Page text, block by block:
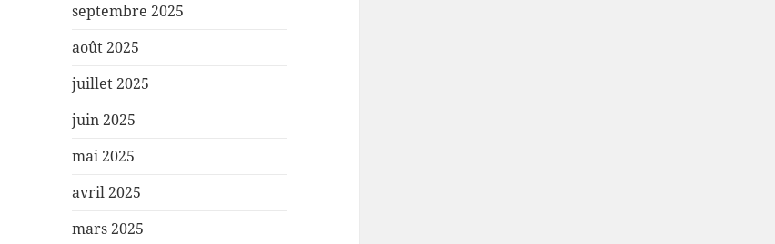
septembre 2025
août 2025
juillet 2025
juin 2025
mai 2025
avril 2025
mars 2025